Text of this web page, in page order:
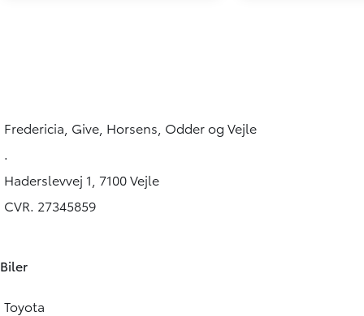
FINANSIERING
Fredericia, Give, Horsens, Odder og Vejle
.
Haderslevvej 1, 7100 Vejle
CVR. 27345859
Biler
Toyota